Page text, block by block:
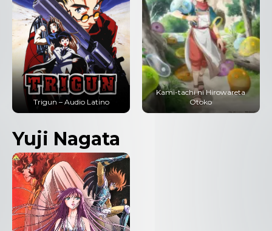
Kami-tachi ni Hirowareta
Otoko
Ore dake Level Up na Ken
(Solo Leveling) – Audio Latino
Yuji Nagata